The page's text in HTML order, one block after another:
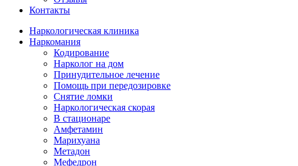
Контакты
Наркологическая клиника
Наркомания
Кодирование
Нарколог на дом
Принудительное лечение
Помощь при передозировке
Снятие ломки
Наркологическая скорая
В стационаре
Амфетамин
Марихуана
Метадон
Мефедрон